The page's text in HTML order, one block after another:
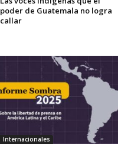
poder de Guatemala no logra
callar
Internacionales